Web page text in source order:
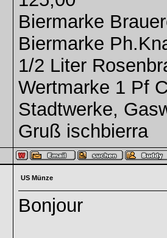
Biermarke
Biermarke
1/2 Liter
Wertmarke 1 Pf
Stadtwerke,
Gruß ischbierra
US Münze
Bonjour